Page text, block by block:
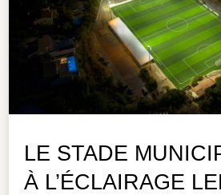
LE STADE
À L’ÉCLAIRAGE